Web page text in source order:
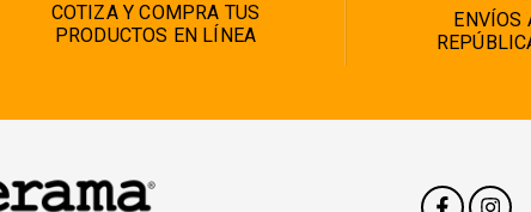
COTIZA Y COMPRA TUS
PRODUCTOS EN LÍNEA
ENVÍOS